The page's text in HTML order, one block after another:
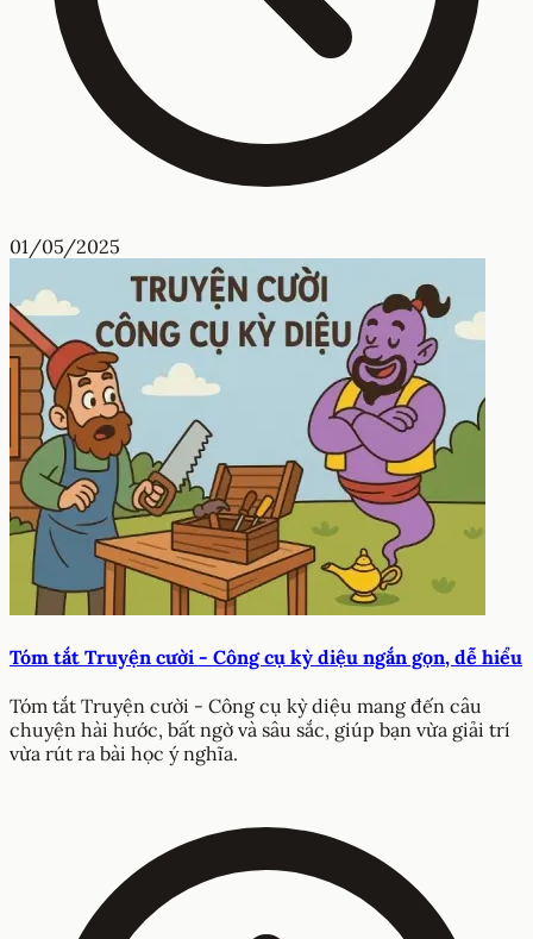
01/05/2025
Tóm tắt Truyện cười - Công cụ kỳ diệu ngắn gọn, dễ hiểu
Tóm tắt Truyện cười - Công cụ kỳ diệu mang đến câu
chuyện hài hước, bất ngờ và sâu sắc, giúp bạn vừa giải trí
vừa rút ra bài học ý nghĩa.